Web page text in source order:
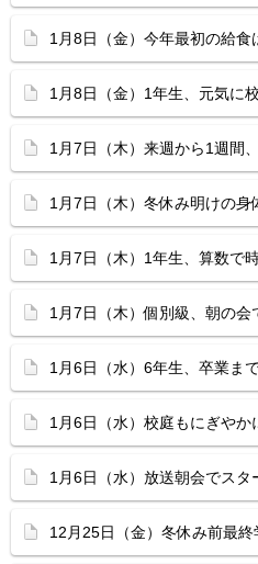
1月8日（金）今年最初の給食
1月8日（金）1年生、元気に
1月7日（木）来週から1週間
1月7日（木）冬休み明けの身
1月7日（木）1年生、算数で
1月7日（木）個別級、朝の会
1月6日（水）6年生、卒業ま
1月6日（水）校庭もにぎやか
1月6日（水）放送朝会でスタ
12月25日（金）冬休み前最終